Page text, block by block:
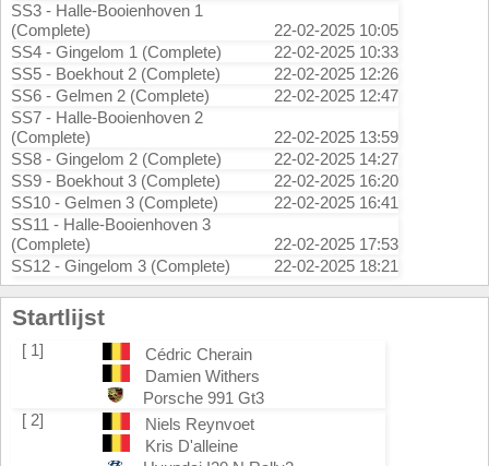
SS3 - Halle-Booienhoven 1
(Complete)
22-02-2025 10:05
SS4 - Gingelom 1 (Complete)
22-02-2025 10:33
SS5 - Boekhout 2 (Complete)
22-02-2025 12:26
SS6 - Gelmen 2 (Complete)
22-02-2025 12:47
SS7 - Halle-Booienhoven 2
(Complete)
22-02-2025 13:59
SS8 - Gingelom 2 (Complete)
22-02-2025 14:27
SS9 - Boekhout 3 (Complete)
22-02-2025 16:20
SS10 - Gelmen 3 (Complete)
22-02-2025 16:41
SS11 - Halle-Booienhoven 3
(Complete)
22-02-2025 17:53
SS12 - Gingelom 3 (Complete)
22-02-2025 18:21
Startlijst
[ 1]
Cédric Cherain
Damien Withers
Porsche 991 Gt3
[ 2]
Niels Reynvoet
Kris D'alleine